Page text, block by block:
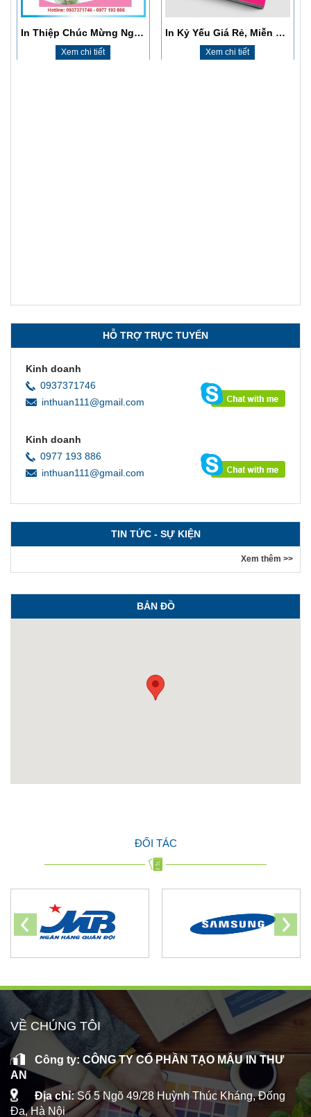
HỖ TRỢ TRỰC TUYẾN
Kinh doanh
0937371746
inthuan111@gmail.com
Kinh doanh
0977 193 886
inthuan111@gmail.com
TIN TỨC - SỰ KIỆN
Xem thêm >>
BẢN ĐỒ
ĐỐI TÁC
VỀ CHÚNG TÔI
Công ty: CÔNG TY CỔ PHẦN TẠO MẪU IN THƯ
AN
Địa chỉ:Số 5 Ngõ 49/28 Huỳnh Thúc Kháng, Đống
Đa, Hà Nội